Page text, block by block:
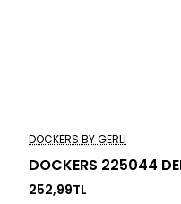
Stoklarda Yok
DOCKERS BY GERLI
252,99TL